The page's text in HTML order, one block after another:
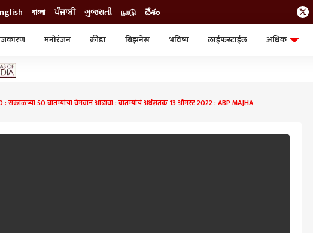
বাংলা ਪੰਜਾਬੀ ગુજરાતી நாடு దేశం
मनोरंजन क्रीडा बिझनेस भविष्य लाईफस्टाईल
अधिक
: सकाळच्या 50 बातम्यांचा वेगवान आढावा : बातम्यांचं अर्धशतक 13 ऑगस्ट 2022 : ABP MAJHA